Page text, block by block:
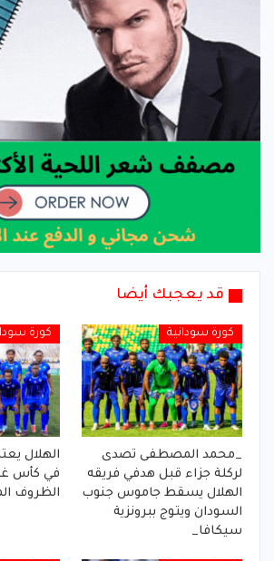
قد يعجبك أيضا
كورة سودانية
_محمد المصطفى تصدى
لركلة جزاء قبل هدفي فريقه
الهلال يسقط جاموس جنوب
السودان ويتوج ببرونزية
سيكافا_
كورة
الهلال
في كأس
الظروف